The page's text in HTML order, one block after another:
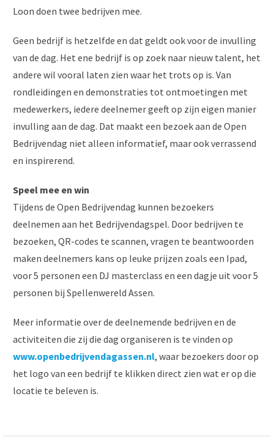
Loon doen twee bedrijven mee.
Geen bedrijf is hetzelfde en dat geldt ook voor de invulling
van de dag. Het ene bedrijf is op zoek naar nieuw talent, het
andere wil vooral laten zien waar het trots op is. Van
rondleidingen en demonstraties tot ontmoetingen met
medewerkers, iedere deelnemer geeft op zijn eigen manier
invulling aan de dag. Dat maakt een bezoek aan de Open
Bedrijvendag niet alleen informatief, maar ook verrassend
en inspirerend.
Speel mee en win
Tijdens de Open Bedrijvendag kunnen bezoekers
deelnemen aan het Bedrijvendagspel. Door bedrijven te
bezoeken, QR-codes te scannen, vragen te beantwoorden
maken deelnemers kans op leuke prijzen zoals een Ipad,
voor 5 personen een DJ masterclass en een dagje uit voor 5
personen bij Spellenwereld Assen.
Meer informatie over de deelnemende bedrijven en de
activiteiten die zij die dag organiseren is te vinden op
www.openbedrijvendagassen.nl, waar bezoekers door op
het logo van een bedrijf te klikken direct zien wat er op die
locatie te beleven is.